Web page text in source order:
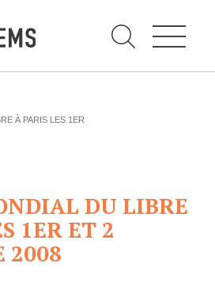
i
Le serveur d'applications
Zope
À PARIS LES 1ER
DU LIBRE
1ER ET 2
2008